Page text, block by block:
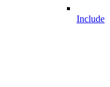
Include